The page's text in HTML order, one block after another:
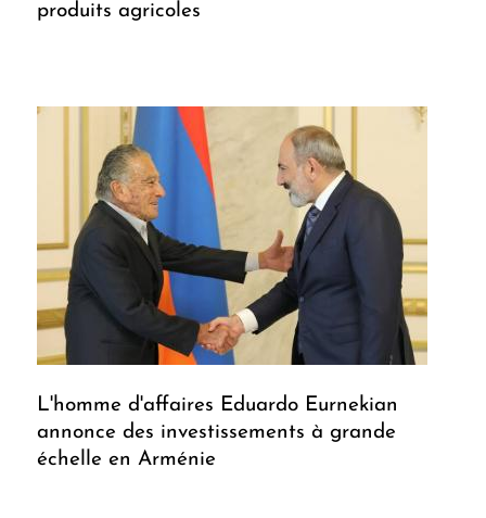
produits agricoles
L'homme d'affaires Eduardo Eurnekian
annonce des investissements à grande
échelle en Arménie